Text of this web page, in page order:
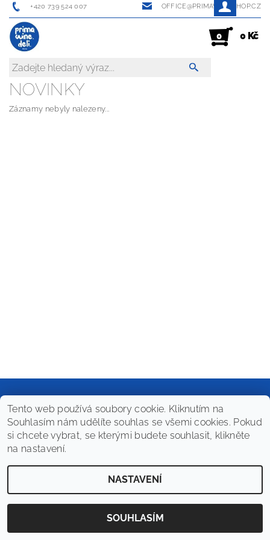
+420 739 524 007 OFFICE@PRIMAWINESHOP.CZ
0 0 Kč
NOVINKY
Záznamy nebyly nalezeny...
2026 © PrimaWine Shop, všechna práva vyhrazena
Tento web používá soubory cookie. Kliknutím na
Souhlasím nám udělíte souhlas se všemi cookies. Pokud
si chcete vybrat, se kterými budete souhlasit, klikněte
na nastavení.
NASTAVENÍ
SOUHLASÍM